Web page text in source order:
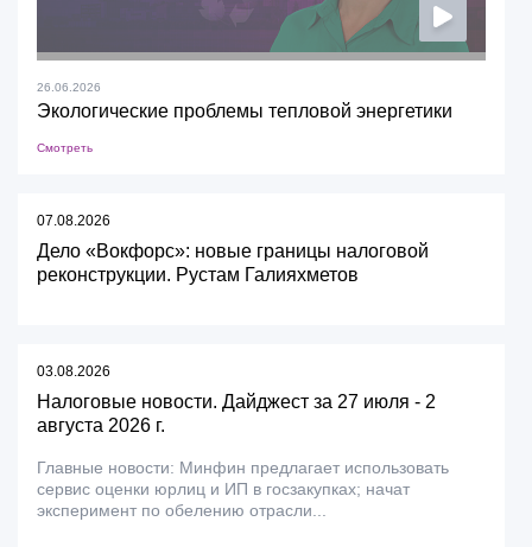
26.06.2026
Экологические проблемы тепловой энергетики
Смотреть
07.08.2026
Дело «Вокфорс»: новые границы налоговой
реконструкции. Рустам Галияхметов
03.08.2026
Налоговые новости. Дайджест за 27 июля - 2
августа 2026 г.
Главные новости: Минфин предлагает использовать
сервис оценки юрлиц и ИП в госзакупках; начат
эксперимент по обелению отрасли...